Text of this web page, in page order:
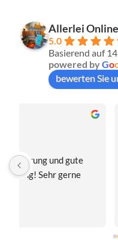
Allerlei
5.0
Basierend auf
powered byGo
bewerten Sie
Christa Meis
Toller Shop, Top
Hammer war der
Samstag geliefert!